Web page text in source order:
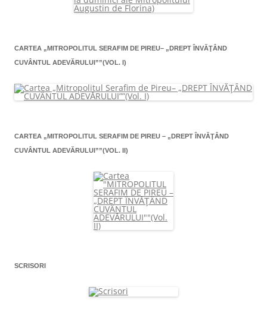
CARTEA „MITROPOLITUL SERAFIM DE PIREU– „DREPT ÎNVĂŢÂND
CUVÂNTUL ADEVĂRULUI””(VOL. I)
CARTEA „MITROPOLITUL SERAFIM DE PIREU – „DREPT ÎNVĂŢÂND
CUVÂNTUL ADEVĂRULUI””(VOL. II)
SCRISORI